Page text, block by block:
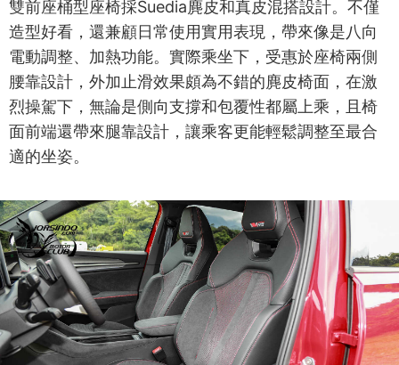
雙前座桶型座椅採Suedia麂皮和真皮混搭設計。不僅
造型好看，還兼顧日常使用實用表現，帶來像是八向
電動調整、加熱功能。實際乘坐下，受惠於座椅兩側
腰靠設計，外加止滑效果頗為不錯的麂皮椅面，在激
烈操駕下，無論是側向支撐和包覆性都屬上乘，且椅
面前端還帶來腿靠設計，讓乘客更能輕鬆調整至最合
適的坐姿。